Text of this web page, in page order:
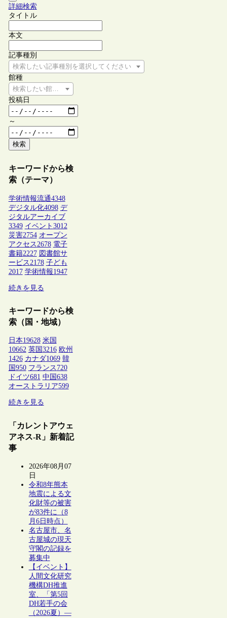
詳細検索
タイトル
本文
記事種別
検索したい記事種別を選択してください
館種
検索したい館種を選択してください
投稿日
～
検索
キーワードから検
索（テーマ）
学術情報流通4348
デジタル化4098 デ
ジタルアーカイブ
3349 イベント 3012
災害2754 オープン
アクセス 2678 電子
書籍2227 図書館サ
ービス 2178 子ども
2017 学術情報1947
続きを見る
キーワードから検
索（国・地域）
日本19628 米国
10662 英国 3216 欧州
1426 カナダ1069 韓
国 950 フランス 720
ドイツ681 中国 638
オーストラリア599
続きを見る
「カレントアウェ
アネス-R」新着記
事
2026年08月07
日
令和8年熊本
地震による文
化財等の被害
が83件に（8
月6日時点）
名古屋市、名
古屋城の現天
守閣の記録を
募集中
【イベント】
人間文化研究
機構DH推進
室、「第5回
DH若手の会
（2026夏）―